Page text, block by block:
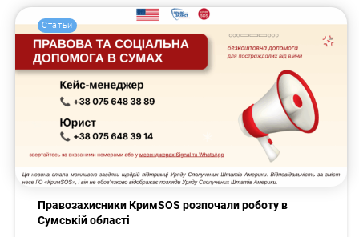
Статьи
Правозахисники КримSOS розпочали роботу в
Сумській області